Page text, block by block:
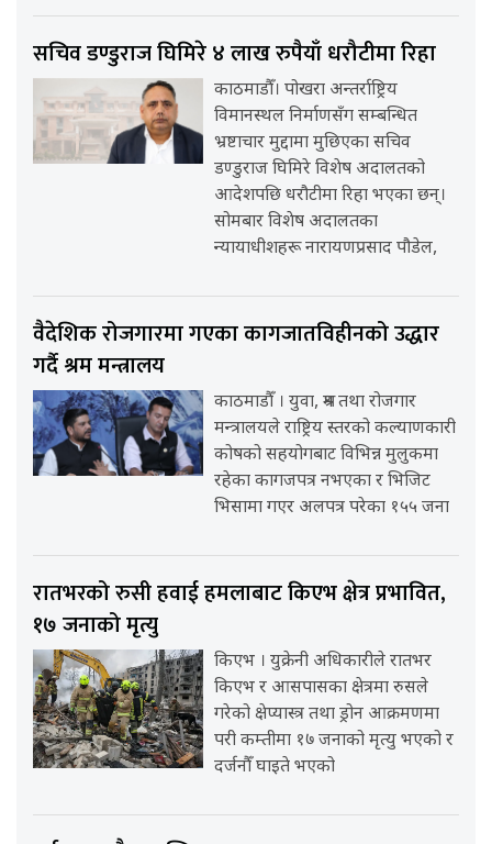
सचिव डण्डुराज घिमिरे ४ लाख रुपैयाँ धरौटीमा रिहा
काठमाडौँ। पोखरा अन्तर्राष्ट्रिय
विमानस्थल निर्माणसँग सम्बन्धित
भ्रष्टाचार मुद्दामा मुछिएका सचिव
डण्डुराज घिमिरे विशेष अदालतको
आदेशपछि धरौटीमा रिहा भएका छन्।
सोमबार विशेष अदालतका
न्यायाधीशहरू नारायणप्रसाद पौडेल,
वैदेशिक रोजगारमा गएका कागजातविहीनको उद्धार
गर्दै श्रम मन्त्रालय
काठमाडौँ । युवा, श्रम तथा रोजगार
मन्त्रालयले राष्ट्रिय स्तरको कल्याणकारी
कोषको सहयोगबाट विभिन्न मुलुकमा
रहेका कागजपत्र नभएका र भिजिट
भिसामा गएर अलपत्र परेका १५५ जना
रातभरको रुसी हवाई हमलाबाट किएभ क्षेत्र प्रभावित,
१७ जनाको मृत्यु
किएभ । युक्रेनी अधिकारीले रातभर
किएभ र आसपासका क्षेत्रमा रुसले
गरेको क्षेप्यास्त्र तथा ड्रोन आक्रमणमा
परी कम्तीमा १७ जनाको मृत्यु भएको र
दर्जनौँ घाइते भएको